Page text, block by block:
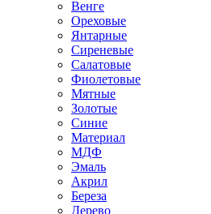
Венге
Ореховые
Янтарные
Сиреневые
Салатовые
Фиолетовые
Мятные
Золотые
Синие
Материал
МДФ
Эмаль
Акрил
Береза
Дерево